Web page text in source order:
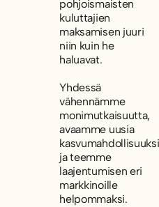
pohjoismaisten
kuluttajien
maksamisen juuri
niin kuin he
haluavat.
Yhdessä
vähennämme
monimutkaisuutta,
avaamme uusia
ja teemme
laajentumisen eri
markkinoille
helpommaksi.